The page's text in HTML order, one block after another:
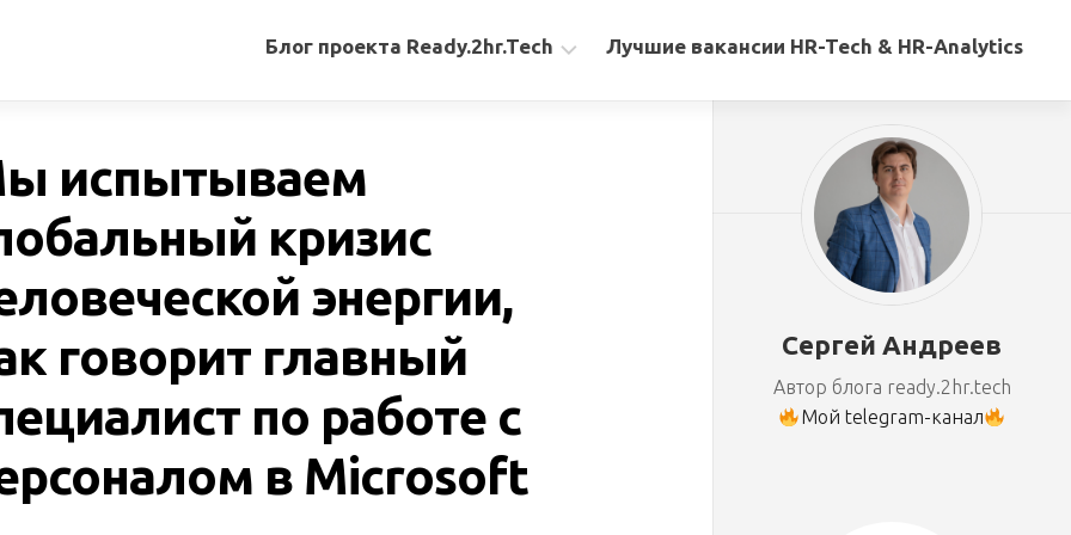
Блог проекта Ready.2hr.Tech
Переводы
Авторские
материалы
Лучшие вакансии HR-Tech & HR-Analytics
испытываем
кризис
энергии,
говорит главный
по работе с
в Microsoft
Сергей Андреев
Автор блога ready.2hr.tech
Мой telegram-канал